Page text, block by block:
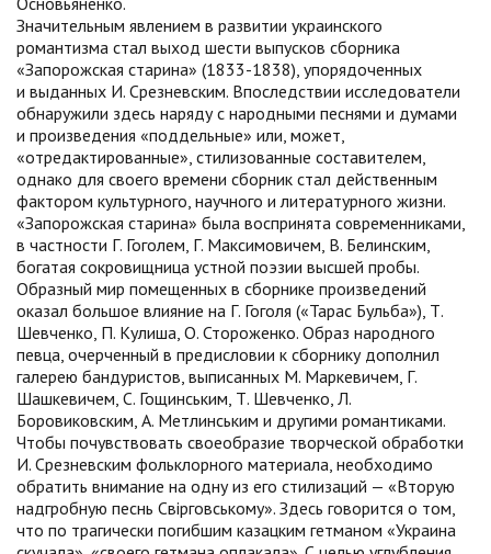
Значительным явлением в развитии украинского
романтизма стал выход шести выпусков сборника
«Запорожская старина» (1833-1838), упорядоченных
и выданных И. Срезневским. Впоследствии исследователи
обнаружили здесь наряду с народными песнями и думами
и произведения «поддельные» или, может,
«отредактированные», стилизованные составителем,
однако для своего времени сборник стал действенным
фактором культурного, научного и литературного жизни.
«Запорожская старина» была воспринята современниками,
в частности Г. Гоголем, Г. Максимовичем, В. Белинским,
богатая сокровищница устной поэзии высшей пробы.
Образный мир помещенных в сборнике произведений
оказал большое влияние на Г. Гоголя («Тарас Бульба»), Т.
Шевченко, П. Кулиша, О. Стороженко. Образ народного
певца, очерченный в предисловии к сборнику дополнил
галерею бандуристов, выписанных М. Маркевичем, Г.
Шашкевичем, С. Гощинським, Т. Шевченко, Л.
Боровиковским, А. Метлинським и другими романтиками.
Чтобы почувствовать своеобразие творческой обработки
И. Срезневским фольклорного материала, необходимо
обратить внимание на одну из его стилизаций — «Вторую
надгробную песнь Свірговському». Здесь говорится о том,
что по трагически погибшим казацким гетманом «Украина